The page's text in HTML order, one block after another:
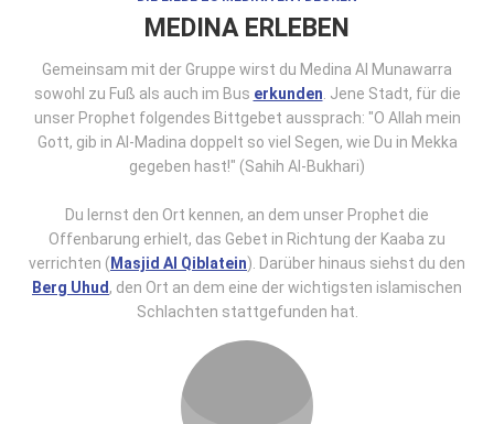
MEDINA ERLEBEN
Gemeinsam mit der Gruppe wirst du Medina Al Munawarra
sowohl zu Fuß als auch im Bus erkunden. Jene Stadt, für die
unser Prophet folgendes Bittgebet aussprach: "O Allah mein
Gott, gib in Al-Madina doppelt so viel Segen, wie Du in Mekka
gegeben hast!" (Sahih Al-Bukhari)
Du lernst den Ort kennen, an dem unser Prophet die
Offenbarung erhielt, das Gebet in Richtung der Kaaba zu
verrichten ( Masjid Al Qiblatein). Darüber hinaus siehst du den
Berg Uhud, den Ort an dem eine der wichtigsten islamischen
Schlachten stattgefunden hat.